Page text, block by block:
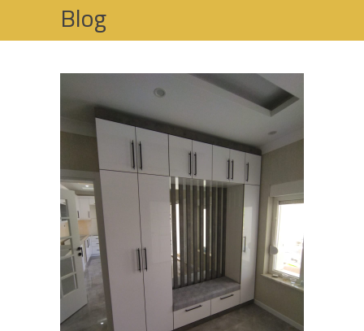
Blog
OFIS MOBILYALARI VE İŞ YERI MOBILYASI
ORAN OFIS MOBILYALARI VE İŞ YERI
MOBILYASI – ANKARA OFIS MOBILYALARI VE
İŞ YERI MOBILYASI İMALATI